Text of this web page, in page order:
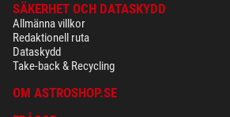
SÄKERHET OCH DATASKYDD
Allmänna villkor
Redaktionell ruta
Dataskydd
Take-back & Recycling
OM ASTROSHOP.SE